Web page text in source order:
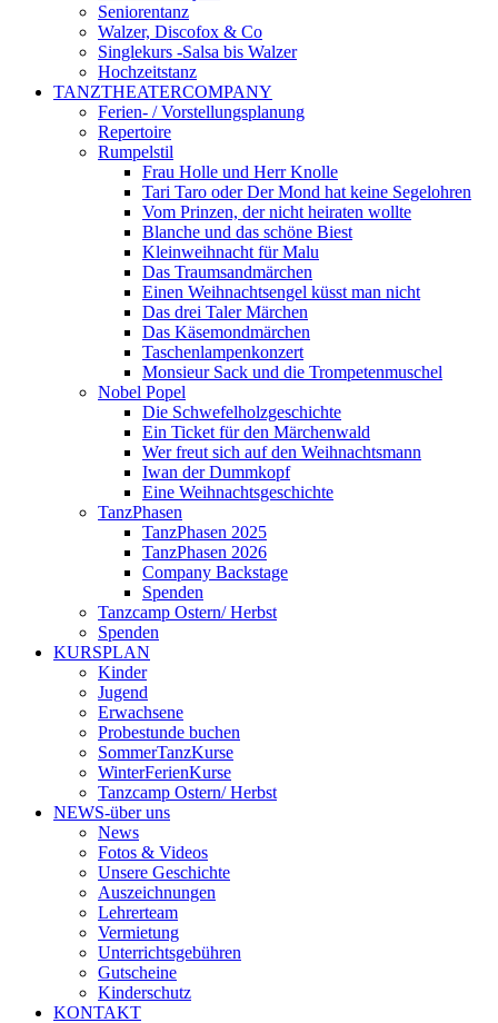
Seniorentanz
Walzer, Discofox & Co
Singlekurs -Salsa bis Walzer
Hochzeitstanz
TANZTHEATERCOMPANY
Ferien- / Vorstellungsplanung
Repertoire
Rumpelstil
Frau Holle und Herr Knolle
Tari Taro oder Der Mond hat keine Segelohren
Vom Prinzen, der nicht heiraten wollte
Blanche und das schöne Biest
Kleinweihnacht für Malu
Das Traumsandmärchen
Einen Weihnachtsengel küsst man nicht
Das drei Taler Märchen
Das Käsemondmärchen
Taschenlampenkonzert
Monsieur Sack und die Trompetenmuschel
Nobel Popel
Die Schwefelholzgeschichte
Ein Ticket für den Märchenwald
Wer freut sich auf den Weihnachtsmann
Iwan der Dummkopf
Eine Weihnachtsgeschichte
TanzPhasen
TanzPhasen 2025
TanzPhasen 2026
Company Backstage
Spenden
Tanzcamp Ostern/ Herbst
Spenden
KURSPLAN
Kinder
Jugend
Erwachsene
Probestunde buchen
SommerTanzKurse
WinterFerienKurse
Tanzcamp Ostern/ Herbst
NEWS-über uns
News
Fotos & Videos
Unsere Geschichte
Auszeichnungen
Lehrerteam
Vermietung
Unterrichtsgebühren
Gutscheine
Kinderschutz
KONTAKT